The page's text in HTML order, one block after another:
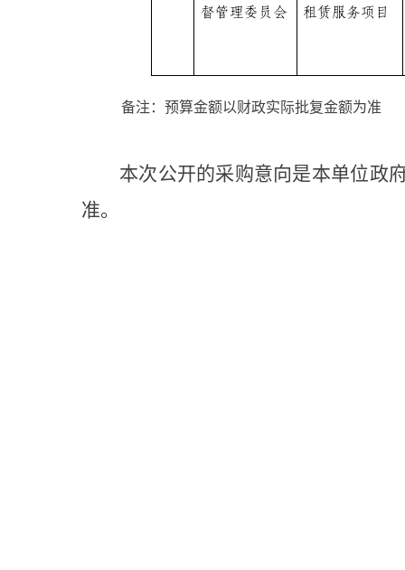
备注：预算金额以财政实际批复金额为准
本次公开的采购意向是本单位政府
准。